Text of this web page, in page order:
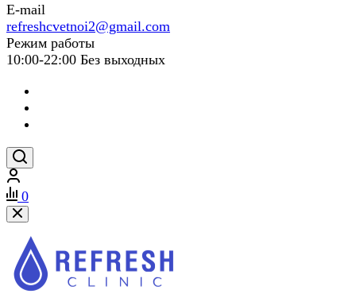
E-mail
refreshcvetnoi2@gmail.com
Режим работы
10:00-22:00 Без выходных
0